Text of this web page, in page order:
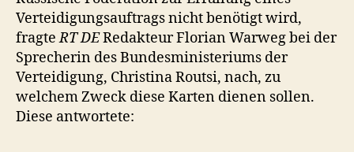
Verteidigungsauftrags nicht benötigt wird,
fragteRT DERedakteur Florian Warweg bei der
Sprecherin des Bundesministeriums der
Verteidigung, Christina Routsi, nach, zu
welchem Zweck diese Karten dienen sollen.
Diese antwortete: